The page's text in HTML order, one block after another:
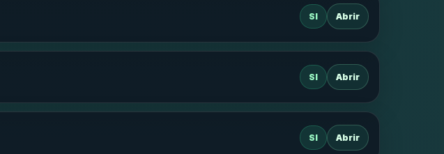
SI Abrir
SI Abrir
SI Abrir